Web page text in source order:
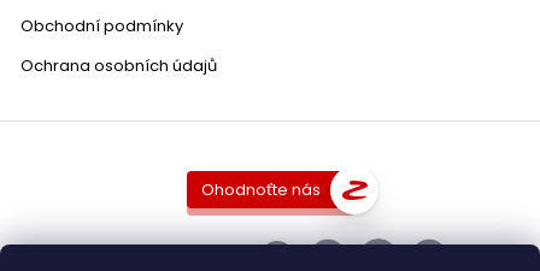
Obchodní podmínky
Ochrana osobních údajů
Ohodnoťte nás